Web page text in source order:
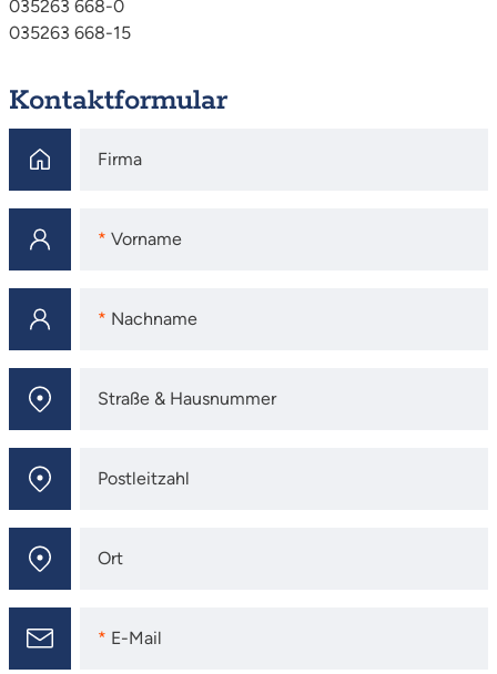
035263 668-0
035263 668-15
Kontaktformular
Firma Firma
Vorname Vorname
Nachname Nachname
Straße & Hausnummer
Straße & Hausnummer
PostleitzahlPostleitzahl
Ort Ort
E-Mail E-Mail